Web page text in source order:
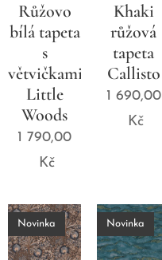
Růžovo
bílá tapeta
s
větvičkami
Little
Woods
1 790,00
Kč
Khaki
růžová
tapeta
Callisto
1 690,00
Kč
Novinka Novinka